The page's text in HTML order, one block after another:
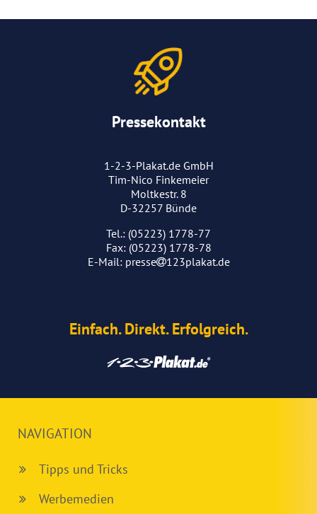
Pressekontakt
1-2-3-Plakat.de GmbH
Tim-Nico Finkemeier
Moltkestr. 8
D-32257 Bünde
Tel.: (05223) 1778-77
Fax: (05223) 1778-78
E-Mail: presse 123plakat.de
Einfach. Direkt. Erfolgreich.
NAVIGATION
Tipps und Tricks
Werbemedien